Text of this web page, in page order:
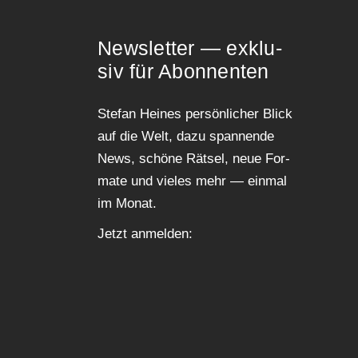
News­let­ter — exklu­
siv für Abonnenten
Ste­fan Hei­nes per­sön­li­cher Blick
auf die Welt, dazu span­nen­de
News, schö­ne Rät­sel, neue For­
ma­te und vie­les mehr — ein­mal
im Monat.
Jetzt anmel­den: